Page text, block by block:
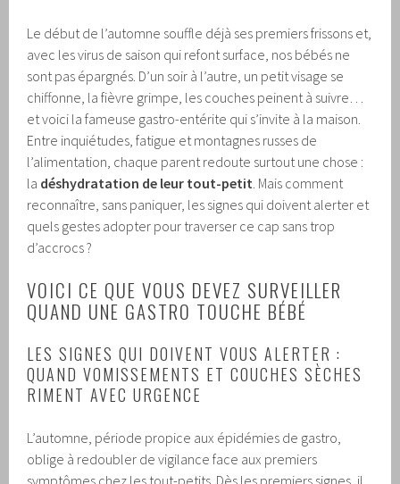
Le début de l’automne souffle déjà ses premiers frissons et,
avec les virus de saison qui refont surface, nos bébés ne
sont pas épargnés. D’un soir à l’autre, un petit visage se
chiffonne, la fièvre grimpe, les couches peinent à suivre…
et voici la fameuse gastro-entérite qui s’invite à la maison.
Entre inquiétudes, fatigue et montagnes russes de
l’alimentation, chaque parent redoute surtout une chose :
la déshydratation de leur tout-petit . Mais comment
reconnaître, sans paniquer, les signes qui doivent alerter et
quels gestes adopter pour traverser ce cap sans trop
d’accrocs ?
VOICI CE QUE VOUS DEVEZ SURVEILLER
QUAND UNE GASTRO TOUCHE BÉBÉ
LES SIGNES QUI DOIVENT VOUS ALERTER :
QUAND VOMISSEMENTS ET COUCHES SÈCHES
RIMENT AVEC URGENCE
L’automne, période propice aux épidémies de gastro,
oblige à redoubler de vigilance face aux premiers
symptômes chez les tout-petits. Dès les premiers signes, il